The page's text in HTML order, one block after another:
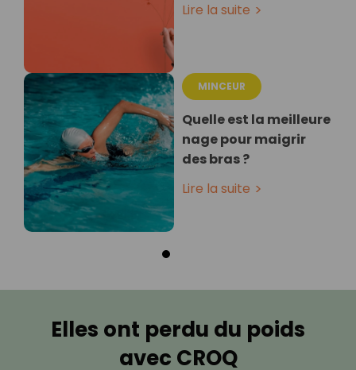
Lire la suite
MINCEUR
Quelle est la meilleure
nage pour maigrir
des bras ?
Lire la suite
Elles ont perdu du poids
avec CROQ